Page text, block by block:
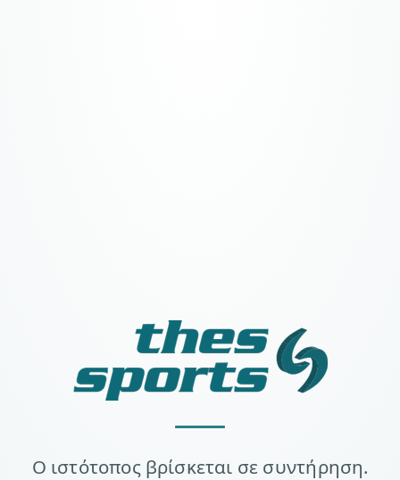
Ο ιστότοπος βρίσκεται σε συντήρηση.